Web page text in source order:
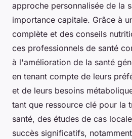
approche personnalisée de la
importance capitale. Grâce à
complète et des conseils
ces professionnels de santé
à l'amélioration de la santé
en tenant compte de leurs
et de leurs besoins
tant que ressource clé pour la
santé, des études de cas
succès significatifs,